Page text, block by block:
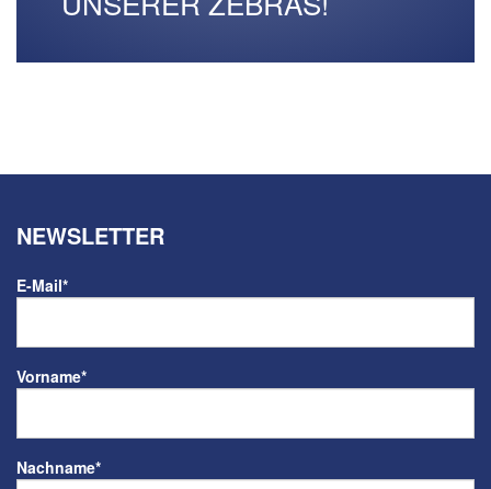
NEWSLETTER
E-Mail*
Vorname*
Nachname*